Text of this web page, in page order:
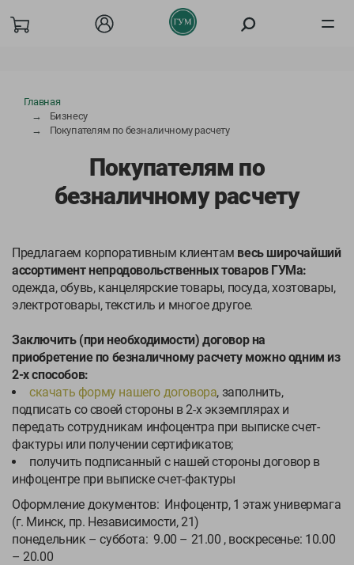
О компании
Покупателям
Вакансии
Обращения
Контакты
Главная
Бизнесу
Покупателям по безналичному расчету
Покупателям по
безналичному расчету
Предлагаем корпоративным клиентам весь широчайший
ассортимент непродовольственных товаров ГУМа:
одежда, обувь, канцелярские товары, посуда, хозтовары,
электротовары, текстиль и многое другое.
Заключить (при необходимости) договор на
приобретение по безналичному расчету можно одним из
2-х способов:
скачать форму нашего договора, заполнить,
подписать со своей стороны в 2-х экземплярах и
передать сотрудникам инфоцентра при выписке счет-
фактуры или получении сертификатов;
получить подписанный с нашей стороны договор в
инфоцентре при выписке счет-фактуры
Оформление документов: Инфоцентр, 1 этаж универмага
(г. Минск, пр. Независимости, 21)
понедельник – суббота: 9.00 – 21.00 , воскресенье: 10.00
– 20.00